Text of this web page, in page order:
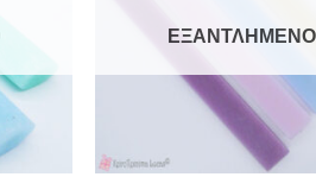
ΕΞΑΝΤΛΗΜΈΝΟ